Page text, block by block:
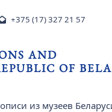
+375 (17) 327 21 57
AND
OF
из музеев